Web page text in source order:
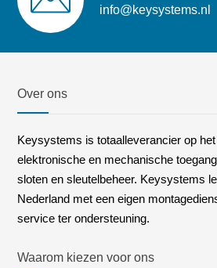
info@keysystems.nl
Over ons
Keysystems is totaalleverancier op
elektronische en mechanische
sloten en sleutelbeheer. Keysystems
Nederland met een eigen
service ter ondersteuning.
Waarom kiezen voor ons